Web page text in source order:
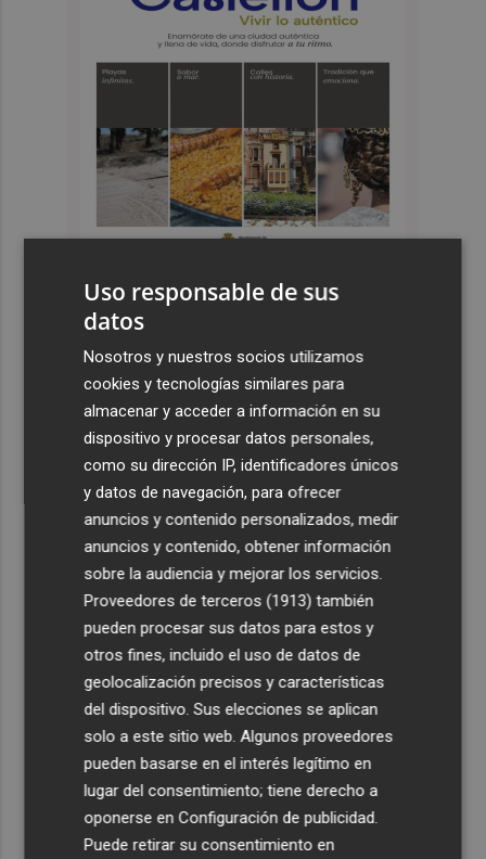
Últimas Noticias
Más problemas en el lateral derecho: Monferrer sufre
una lesión muscular
San Javier da viabilidad al nuevo contrato del transporte
urbano y a un hotel de cuatro estrellas en La Manga con
324 habitaciones
Estos son los estrenos que abren la cartelera en agosto:
de la comedia 'El último mono' a una nueva entrega de
'La Patrulla Canina'
Otra inyección para el desarrollo de energía renovable
en Castellón: los fondos de la UE destinan 19 millones a
proyectos de 11 municipios
Elche abrirá en septiembre una oficina de asesoramiento
para afectados por 'okupación'
Uso responsable de sus
datos
Nosotros y nuestros socios utilizamos
cookies y tecnologías similares para
almacenar y acceder a información en su
dispositivo y procesar datos personales,
como su dirección IP, identificadores únicos
y datos de navegación, para ofrecer
anuncios y contenido personalizados, medir
anuncios y contenido, obtener información
sobre la audiencia y mejorar los servicios.
Proveedores de terceros (1913) también
pueden procesar sus datos para estos y
otros fines, incluido el uso de datos de
geolocalización precisos y características
del dispositivo. Sus elecciones se aplican
solo a este sitio web. Algunos proveedores
pueden basarse en el interés legítimo en
lugar del consentimiento; tiene derecho a
oponerse enConfiguración de publicidad.
Puede retirar su consentimiento en